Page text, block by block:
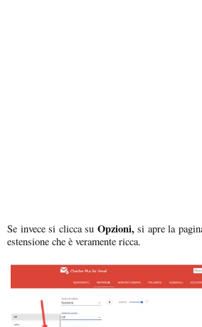
Se invece si clicca su Opzioni,si apre la
estensione che è veramente ricca.